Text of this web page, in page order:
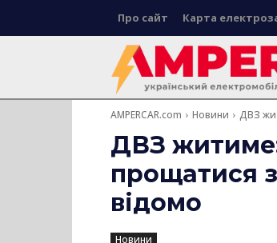
Про сайт Карта
AMPERCAR.com Новини ДВЗ
ДВЗ
прощатися
відомо
Новини